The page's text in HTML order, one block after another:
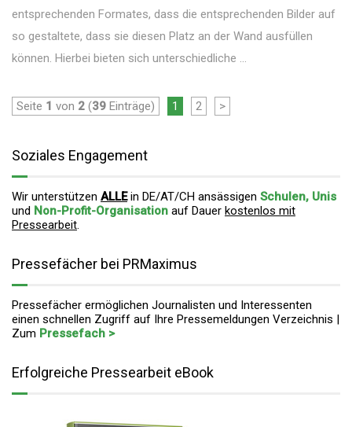
entsprechenden Formates, dass die entsprechenden Bilder auf
so gestaltete, dass sie diesen Platz an der Wand ausfüllen
können. Hierbei bieten sich unterschiedliche ...
Seite 1 von 2 (39 Einträge) 1 2 >
Soziales Engagement
Wir unterstützen ALLEin DE/AT/CH ansässigen Schulen, Unis
und Non-Profit-Organisation auf Dauer kostenlos mit
Pressearbeit.
Pressefächer bei PRMaximus
Pressefächer ermöglichen Journalisten und Interessenten
einen schnellen Zugriff auf Ihre Pressemeldungen Verzeichnis |
Zum Pressefach >
Erfolgreiche Pressearbeit eBook